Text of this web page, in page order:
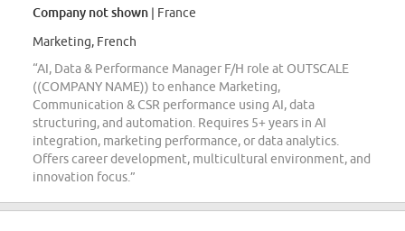
Company not shown | France
Marketing, French
“AI, Data & Performance Manager F/H role at OUTSCALE
((COMPANY NAME)) to enhance Marketing,
Communication & CSR performance using AI, data
structuring, and automation. Requires 5+ years in AI
integration, marketing performance, or data analytics.
Offers career development, multicultural environment, and
innovation focus.”